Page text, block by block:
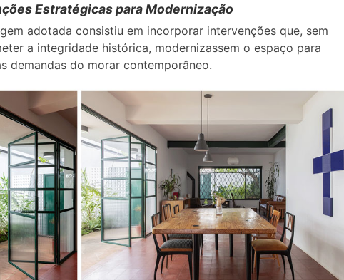
Estratégicas para Modernização
adotada consistiu em incorporar intervenções que, sem
a integridade histórica, modernizassem o espaço para
demandas do morar contemporâneo.